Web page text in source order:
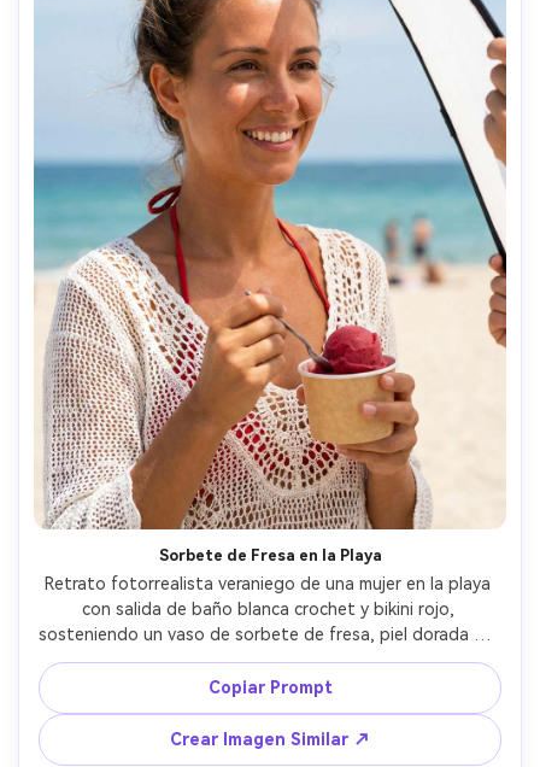
Sorbete de Fresa en la Playa
Retrato fotorrealista veraniego de una mujer en la playa
con salida de baño blanca crochet y bikini rojo,
sosteniendo un vaso de sorbete de fresa, piel dorada por
el sol, luz intensa de mediodía con difusor, horizonte
borroso, tomada con Canon EOS R5, 70mm f/2.8,
composición limpia, ambiente fresco y divertido,
fotografía editorial de viajes de alta resolución --ar 4:5
Copiar Prompt
Crear Imagen Similar ↗